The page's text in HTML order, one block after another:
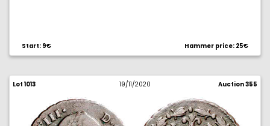
Start: 9€ Hammer price: 25€
Lot 1013 19/11/2020 Auction 355